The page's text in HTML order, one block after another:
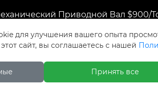
Приводной Вал $900/
для улучшения вашего опыта
сайт, вы соглашаетесь с нашей
Принять все